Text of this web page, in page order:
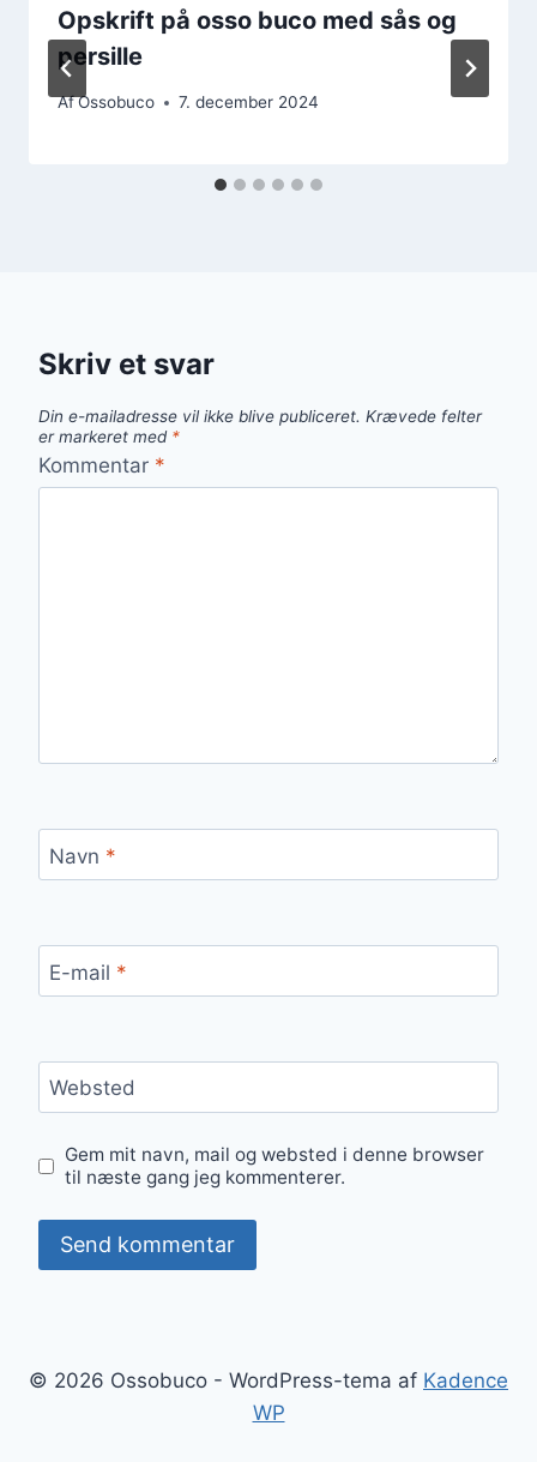
Opskrift på osso buco med sås og
persille
AfOssobuco 7. december 2024
Skriv et svar
Din e-mailadresse vil ikke blive publiceret. Krævede felter
er markeret med *
Kommentar *
Navn *
E-mail *
Websted
Gem mit navn, mail og websted i denne browser
til næste gang jeg kommenterer.
© 2026 Ossobuco - WordPress-tema af Kadence
WP